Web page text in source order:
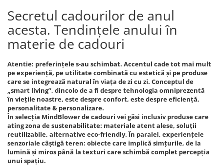
Secretul cadourilor de anul
acesta. Tendințele anului în
materie de cadouri
Atentie: preferințele s-au schimbat. Accentul cade tot mai mult
pe experiență, pe utilitate combinată cu estetică și pe produse
care se integrează natural în viața de zi cu zi. Conceptul de
„smart living”, dincolo de a fi despre tehnologia omniprezentă
în viețile noastre, este despre confort, este despre eficiență,
personalitate & personalizare.
În selecția MindBlower de cadouri vei găsi inclusiv produse care
ating zona de sustenabilitate: materiale atent alese, soluții
reutilizabile, alternative eco-friendly. În paralel, experiențele
senzoriale câștigă teren: obiecte care implică simțurile, de la
lumină și miros până la texturi care schimbă complet percepția
unui spațiu.